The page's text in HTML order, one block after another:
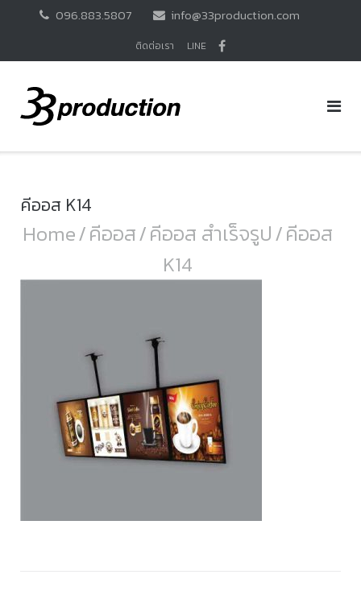
096.883.5807 info@33production.com
ติดต่อเรา LINE
คีออส K14
Home/คีออส/คีออส สำเร็จรูป/คีออส
K14